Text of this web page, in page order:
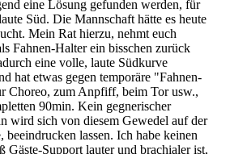
eine Lösung gefunden werden, für
Süd. Die Mannschaft hätte es heute
Mein Rat hierzu, nehmt euch
Fahnen-Halter ein bisschen zurück
eine volle, laute Südkurve
hat etwas gegen temporäre "Fahnen-
Choreo, zum Anpfiff, beim Tor usw.,
90min. Kein gegnerischer
wird sich von diesem Gewedel auf der
beeindrucken lassen. Ich habe keinen
Gäste-Support lauter und brachialer ist,